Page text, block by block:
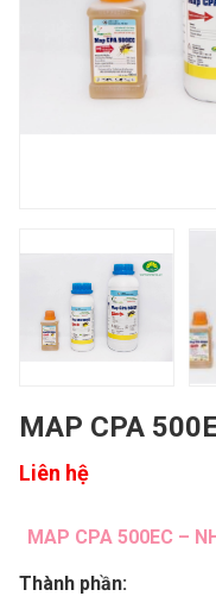
MAP CPA
Liên hệ
MAP CPA 500EC –
Thành phần: